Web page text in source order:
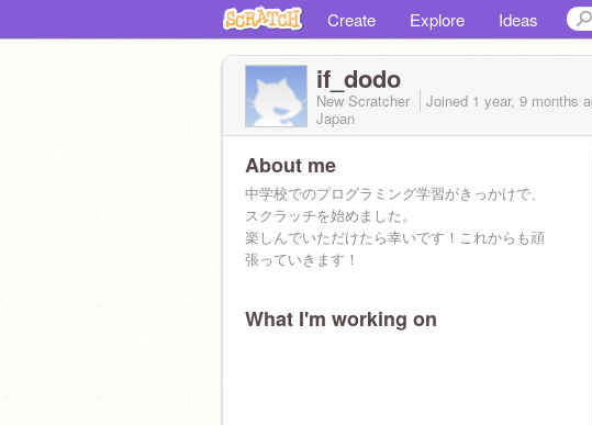
Create Explore Ideas
if_dodo
New Scratcher Joined 1 year, 9 months
Japan
About me
中学校でのプログラミング学習がきっかけで、
スクラッチを始めました。
楽しんでいただけたら幸いです！これからも頑
張っていきます！
What I'm working on